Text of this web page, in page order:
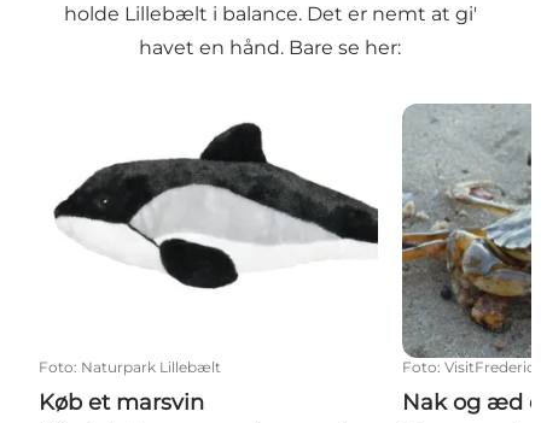
holde Lillebælt i balance. Det er nemt at gi'
havet en hånd. Bare se her:
Foto: Naturpark Lillebælt
Køb et marsvin
Nak og æd en
Foto:
Nak og æd